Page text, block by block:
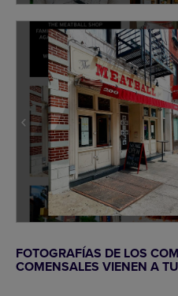
FOTOGRAFÍAS DE LOS
COMENSALES VIENEN A